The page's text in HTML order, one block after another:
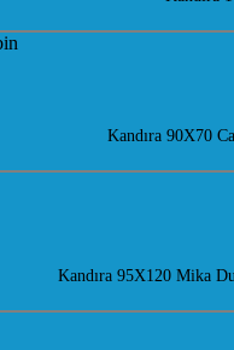
Kandıra 90X70
Kandıra 95X120 Mika